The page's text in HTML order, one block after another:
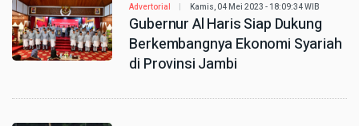
Advertorial Kamis, 04 Mei 2023 - 18:09:34 WIB
Gubernur Al Haris Siap Dukung
Berkembangnya Ekonomi Syariah
di Provinsi Jambi